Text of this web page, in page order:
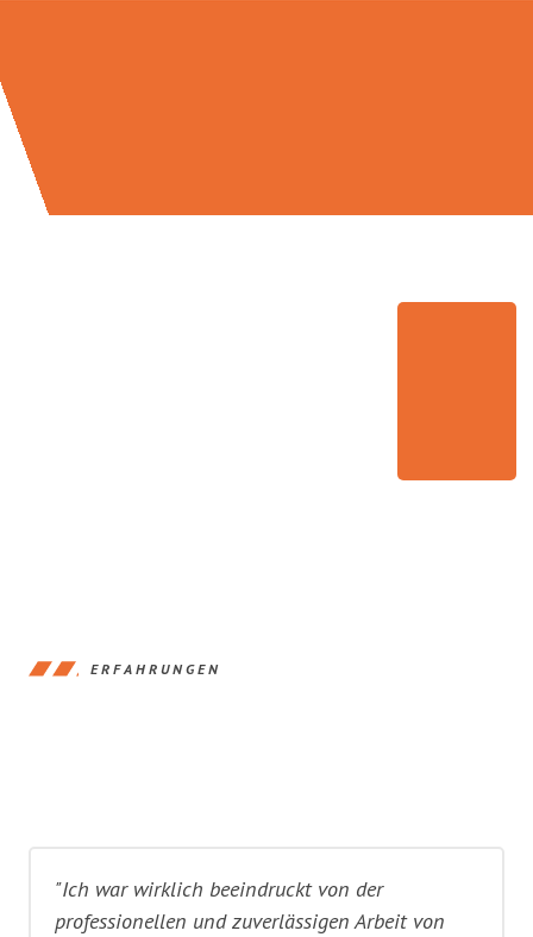
ERFAHRUNGEN
"Ich war wirklich beeindruckt von der
professionellen und zuverlässigen Arbeit von